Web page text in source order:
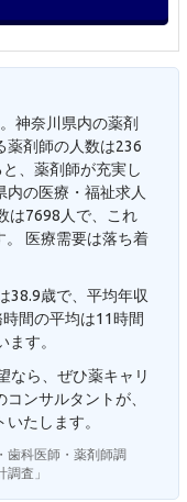
神奈川県内の薬剤
薬剤師の人数は236
、薬剤師が充実し
内の医療・福祉求人
は7698人で、これ
。 医療需要は落ち着
38.9歳で、平均年収
間の平均は11時間
す。
なら、ぜひ薬キャリ
ンサルタントが、
たします。
歯科医師・薬剤師調
査」